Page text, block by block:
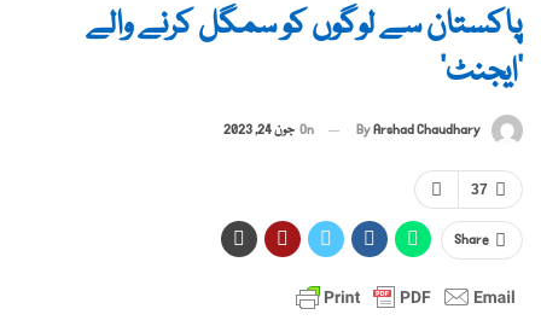
پاکستان سے لوگوں کو سمگل کرنے والے
‘ایجنٹ’
ByArshad Chaudhary
On جون 24, 2023
37
Share